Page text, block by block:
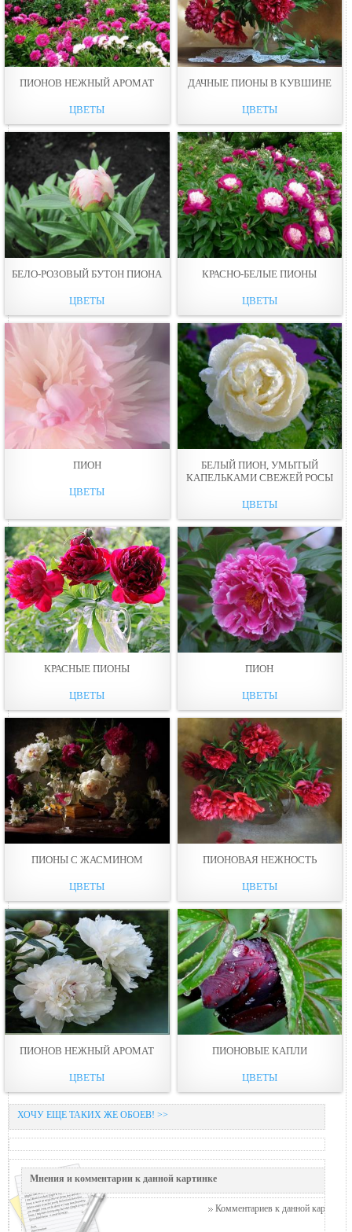
ПИОНОВ НЕЖНЫЙ АРОМАТ
ЦВЕТЫ
ДАЧНЫЕ ПИОНЫ В КУВШИНЕ
ЦВЕТЫ
БЕЛО-РОЗОВЫЙ БУТОН ПИОНА
ЦВЕТЫ
КРАСНО-БЕЛЫЕ ПИОНЫ
ЦВЕТЫ
ПИОН
ЦВЕТЫ
БЕЛЫЙ ПИОН, УМЫТЫЙ
КАПЕЛЬКАМИ СВЕЖЕЙ РОСЫ
ЦВЕТЫ
КРАСНЫЕ ПИОНЫ
ЦВЕТЫ
ПИОН
ЦВЕТЫ
ПИОНЫ С ЖАСМИНОМ
ЦВЕТЫ
ПИОНОВАЯ НЕЖНОСТЬ
ЦВЕТЫ
ПИОНОВ НЕЖНЫЙ АРОМАТ
ЦВЕТЫ
ПИОНОВЫЕ КАПЛИ
ЦВЕТЫ
ХОЧУ ЕЩЕ ТАКИХ ЖЕ ОБОЕВ! >>
Мнения и комментарии к данной картинке
Комментариев к данной картинке